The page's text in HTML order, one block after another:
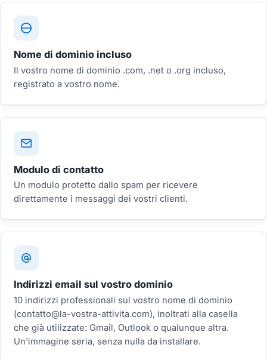
Nome di dominio incluso
Il vostro nome di dominio .com, .net o .org incluso,
registrato a vostro nome.
Modulo di contatto
Un modulo protetto dallo spam per ricevere
direttamente i messaggi dei vostri clienti.
Indirizzi email sul vostro dominio
10 indirizzi professionali sul vostro nome di dominio
(contatto@la-vostra-attivita.com), inoltrati alla casella
che già utilizzate: Gmail, Outlook o qualunque altra.
Un'immagine seria, senza nulla da installare.